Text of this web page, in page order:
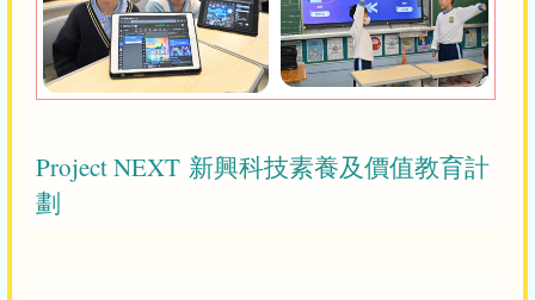
Project NEXT 新興科技素養及價值教育計
劃